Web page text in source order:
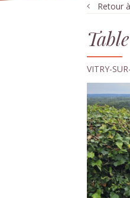
Retour
VITRY-